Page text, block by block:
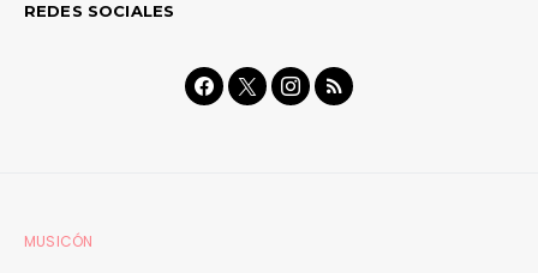
REDES SOCIALES
MUSICÓN